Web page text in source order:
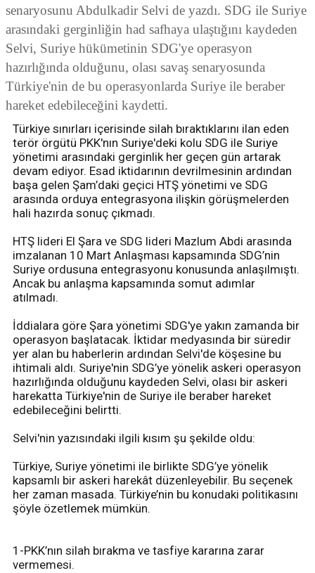
senaryosunu Abdulkadir Selvi de yazdı. SDG ile Suriye
arasındaki gerginliğin had safhaya ulaştığını kaydeden
Selvi, Suriye hükümetinin SDG'ye operasyon
hazırlığında olduğunu, olası savaş senaryosunda
Türkiye'nin de bu operasyonlarda Suriye ile beraber
hareket edebileceğini kaydetti.
Türkiye sınırları içerisinde silah bıraktıklarını ilan eden
terör örgütü PKK'nın Suriye'deki kolu SDG ile Suriye
yönetimi arasındaki gerginlik her geçen gün artarak
devam ediyor. Esad iktidarının devrilmesinin ardından
başa gelen Şam’daki geçici HTŞ yönetimi ve SDG
arasında orduya entegrasyona ilişkin görüşmelerden
hali hazırda sonuç çıkmadı.
HTŞ lideri El Şara ve SDG lideri Mazlum Abdi arasında
imzalanan 10 Mart Anlaşması kapsamında SDG’nin
Suriye ordusuna entegrasyonu konusunda anlaşılmıştı.
Ancak bu anlaşma kapsamında somut adımlar
atılmadı.
İddialara göre Şara yönetimi SDG'ye yakın zamanda bir
operasyon başlatacak. İktidar medyasında bir süredir
yer alan bu haberlerin ardından Selvi'de köşesine bu
ihtimali aldı. Suriye'nin SDG’ye yönelik askeri operasyon
hazırlığında olduğunu kaydeden Selvi, olası bir askeri
harekatta Türkiye'nin de Suriye ile beraber hareket
edebileceğini belirtti.
Selvi'nin yazısındaki ilgili kısım şu şekilde oldu:
Türkiye, Suriye yönetimi ile birlikte SDG’ye yönelik
kapsamlı bir askeri harekât düzenleyebilir. Bu seçenek
her zaman masada. Türkiye’nin bu konudaki politikasını
şöyle özetlemek mümkün.
1-PKK’nın silah bırakma ve tasfiye kararına zarar
vermemesi.